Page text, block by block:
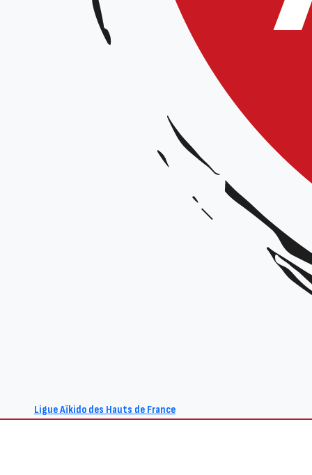
Ligue Aïkido des Hauts de France
[bdp_ticker ticker_title=
font_color= »#db5d5c »]
REVENIR À LA LISTE DES ACTUALITÉS